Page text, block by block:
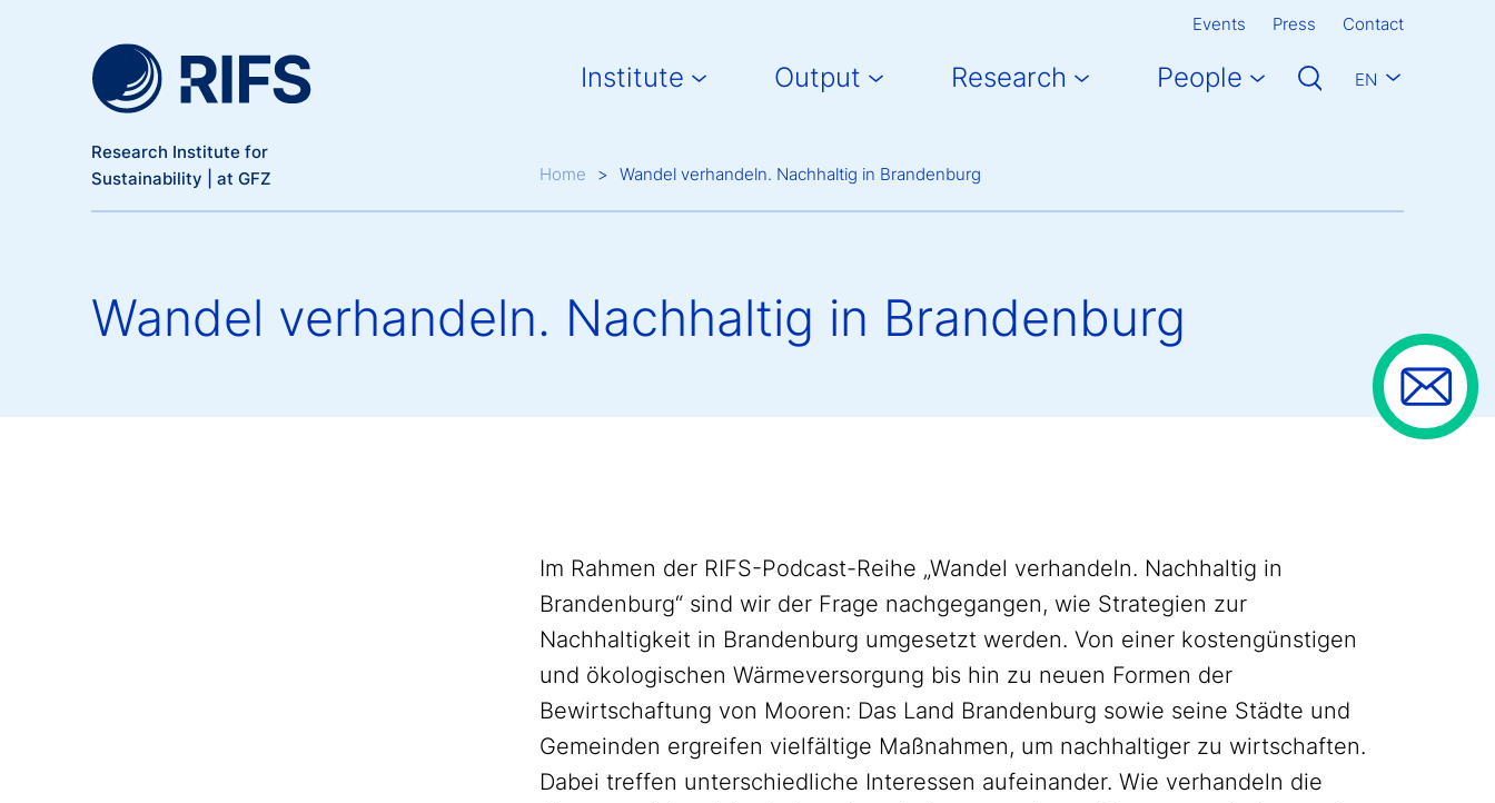
Events Press Contact
Institute Output Research People EN
Research Institute for
Sustainability | at GFZ
Breadcrumb
Home Wandel verhandeln. Nachhaltig in Brandenburg
Wandel verhandeln. Nachhaltig in Brandenburg
Im Rahmen der RIFS-Podcast-Reihe „Wandel verhandeln. Nachhaltig in
Brandenburg“ sind wir der Frage nachgegangen, wie Strategien zur
Nachhaltigkeit in Brandenburg umgesetzt werden. Von einer kostengünstigen
und ökologischen Wärmeversorgung bis hin zu neuen Formen der
Bewirtschaftung von Mooren: Das Land Brandenburg sowie seine Städte und
Gemeinden ergreifen vielfältige Maßnahmen, um nachhaltiger zu wirtschaften.
Dabei treffen unterschiedliche Interessen aufeinander. Wie verhandeln die